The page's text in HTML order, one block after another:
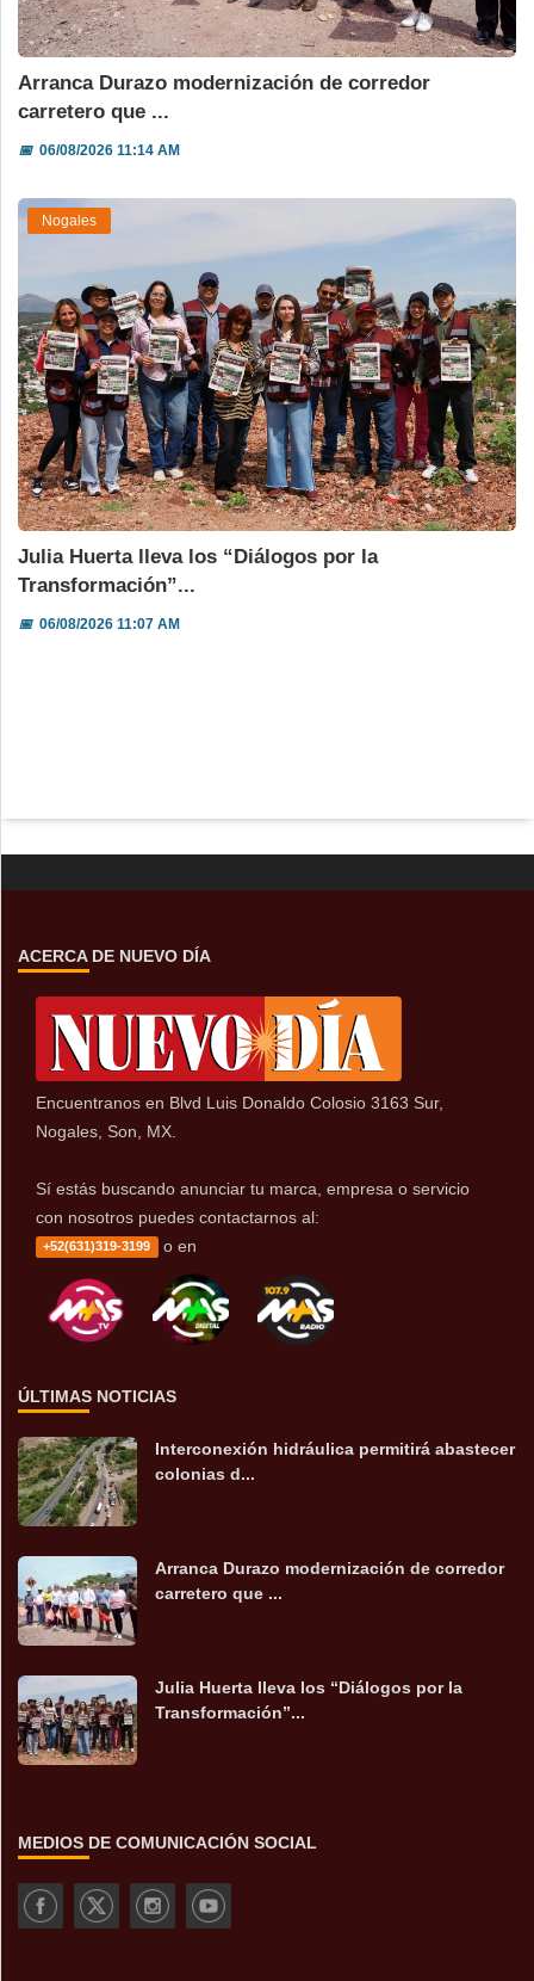
Arranca Durazo modernización de corredor
carretero que ...
📅06/08/2026 11:14 AM
Nogales
Julia Huerta lleva los “Diálogos por la
Transformación”...
📅06/08/2026 11:07 AM
ACERCA DE NUEVO DÍA
Encuentranos en Blvd Luis Donaldo Colosio 3163 Sur,
Nogales, Son, MX.
Sí estás buscando anunciar tu marca, empresa o servicio
con nosotros puedes contactarnos al:
+52(631)319-3199 o en
ÚLTIMAS NOTICIAS
Interconexión hidráulica permitirá abastecer
colonias d...
Arranca Durazo modernización de corredor
carretero que ...
Julia Huerta lleva los “Diálogos por la
Transformación”...
MEDIOS DE COMUNICACIÓN SOCIAL